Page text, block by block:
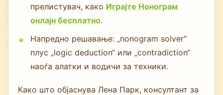
прелистувач, како Играјте Нонограм
онлајн бесплатно.
Напредно решавање: „nonogram solver“
плус „logic deduction“ или „contradiction“
наоѓа алатки и водичи за техники.
Како што објаснува Лена Парк, консултант за